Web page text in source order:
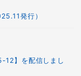
発行）
12】を配信しまし